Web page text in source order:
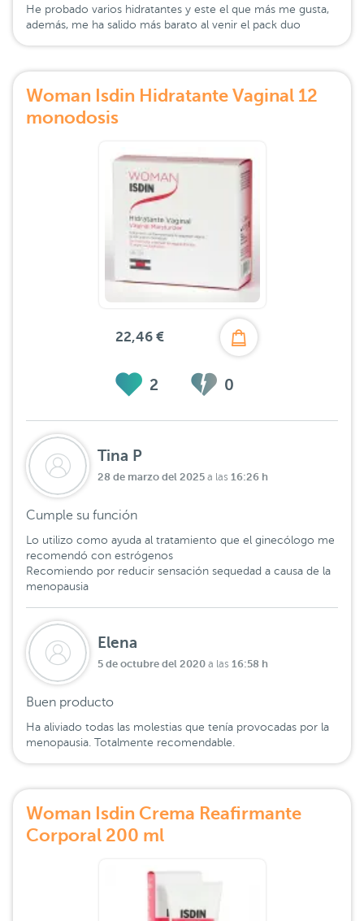
He probado varios hidratantes y este el que más me gusta,
además, me ha salido más barato al venir el pack duo
Woman Isdin Hidratante Vaginal 12
monodosis
22,46 €
2 0
Tina P
28 de marzo del 2025 a las 16:26 h
Cumple su función
Lo utilizo como ayuda al tratamiento que el ginecólogo me
recomendó con estrógenos
Recomiendo por reducir sensación sequedad a causa de la
menopausia
Elena
5 de octubre del 2020 a las 16:58 h
Buen producto
Ha aliviado todas las molestias que tenía provocadas por la
menopausia. Totalmente recomendable.
Woman Isdin Crema Reafirmante
Corporal 200 ml